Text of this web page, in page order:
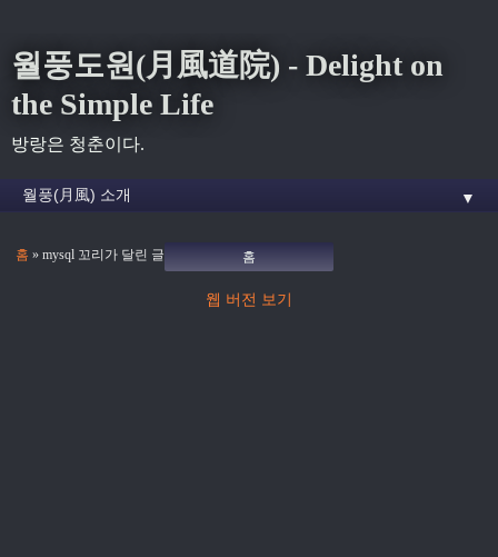
월풍도원(月風道院) - Delight on
the Simple Life
방랑은 청춘이다.
▼
홈 » mysql 꼬리가 달린 글 홈
웹 버전 보기